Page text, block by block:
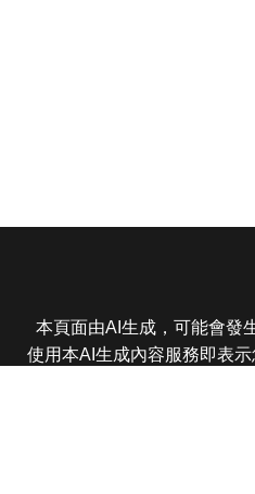
本頁面由AI生成，可能會發
使用本AI生成內容服務即表